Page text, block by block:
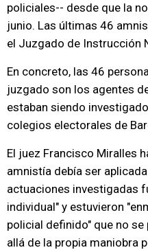
policiales-- desde que la
junio. Las últimas 46
el Juzgado de Instrucción
En concreto, las 46
juzgado son los agentes
estaban siendo
colegios electorales de
El juez Francisco Miralles
amnistía debía ser
actuaciones investigadas
individual" y estuvieron
policial definido" que no
allá de la propia maniobra